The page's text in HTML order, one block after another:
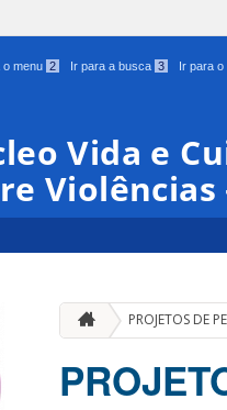
o menu 2 Ir para a busca 3 Ir para o
Vida e
Violências
PROJETOS DE